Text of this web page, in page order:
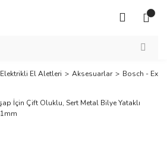
Elektrikli El Aletleri Aksesuarlar Bosch -